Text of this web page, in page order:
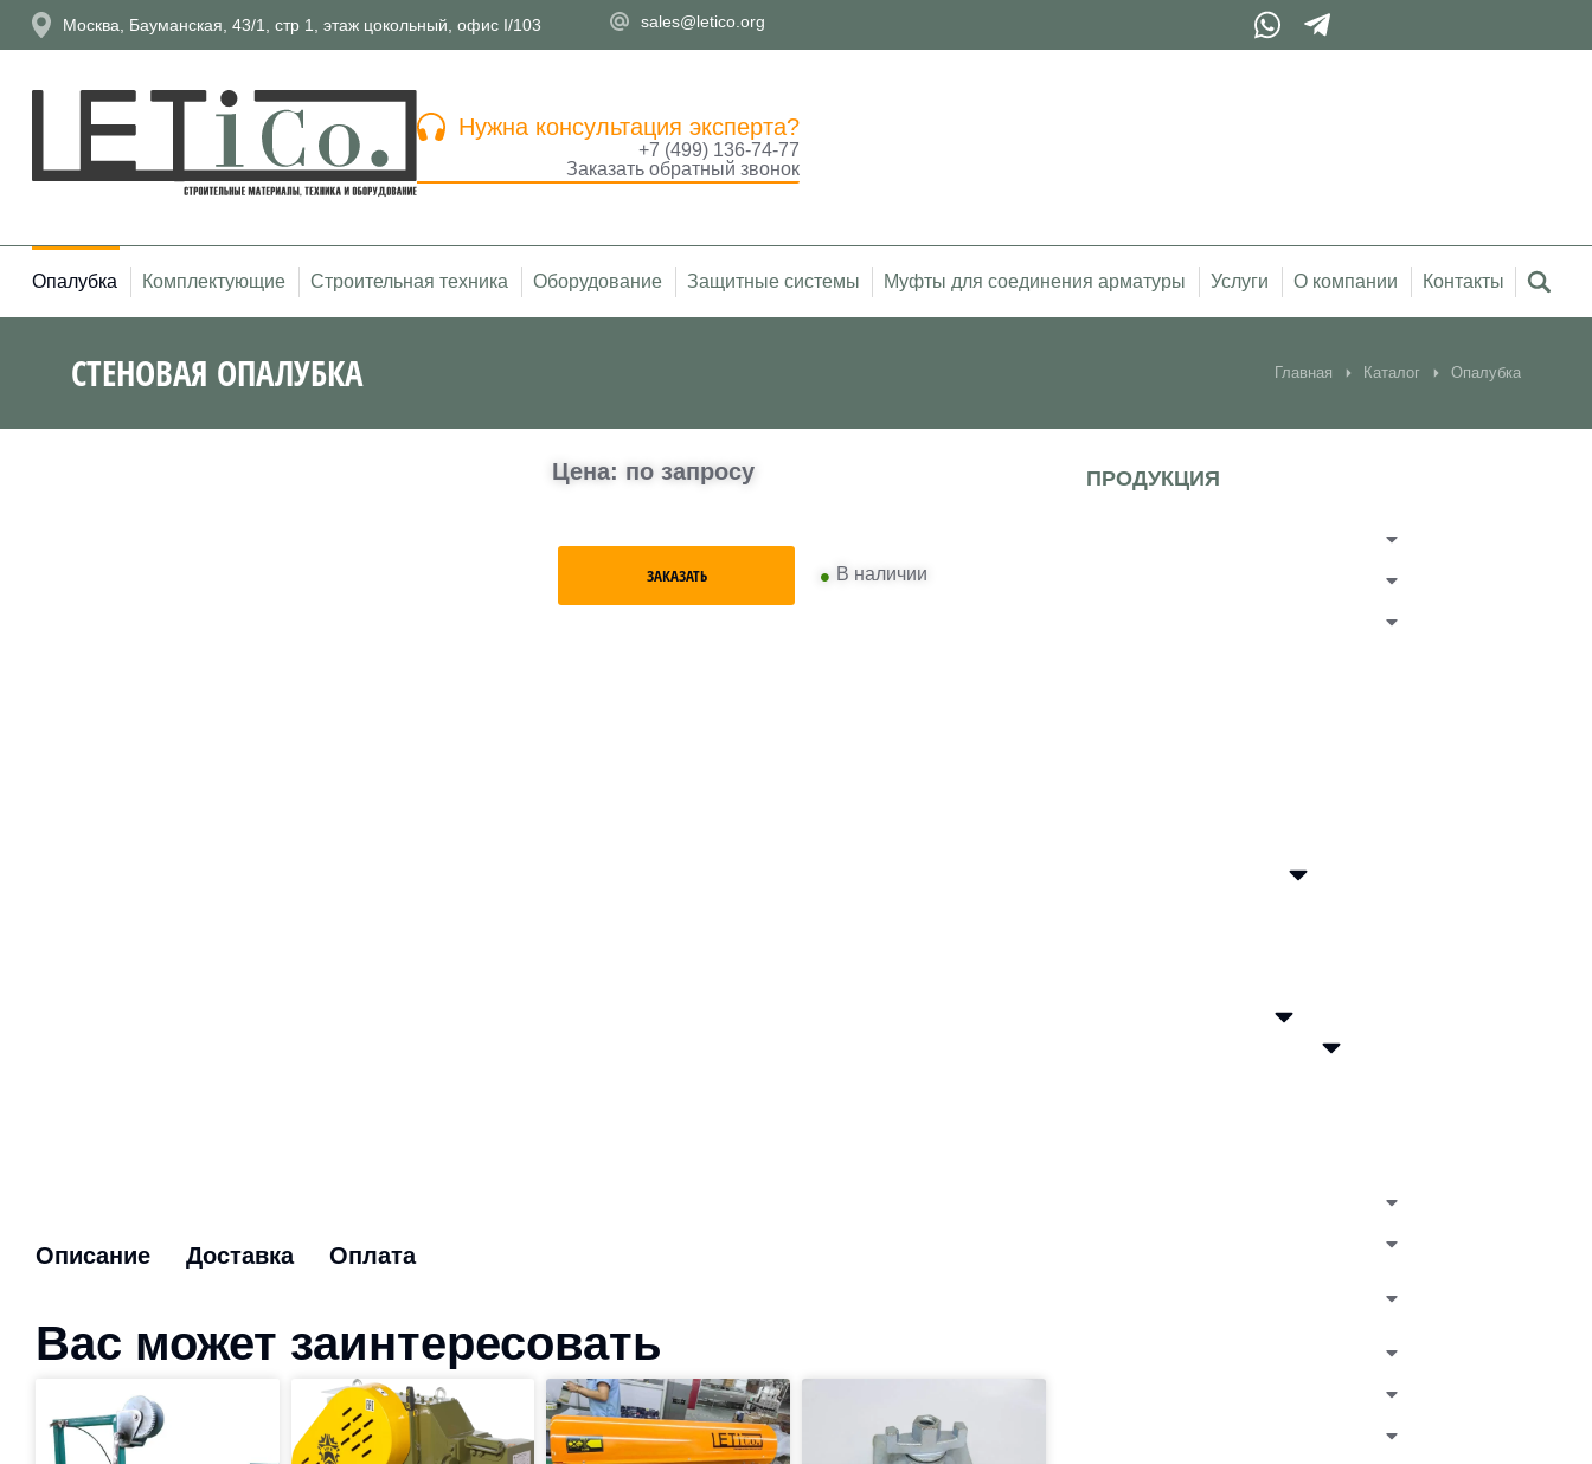
Москва, Бауманская, 43/1, стр 1, этаж цокольный, офис I/103 sales@letico.org
Нужна консультация эксперта?
+7 (499) 136-74-77
Заказать обратный звонок
Опалубка Комплектующие Строительная техника Оборудование Защитные системы Муфты для соединения арматуры Услуги О компании Контакты
СТЕНОВАЯ ОПАЛУБКА Главная Каталог Опалубка
Цена: по запросу
ЗАКАЗАТЬ • В наличии
Описание Доставка Оплата
Вас может заинтересовать
ПРОДУКЦИЯ